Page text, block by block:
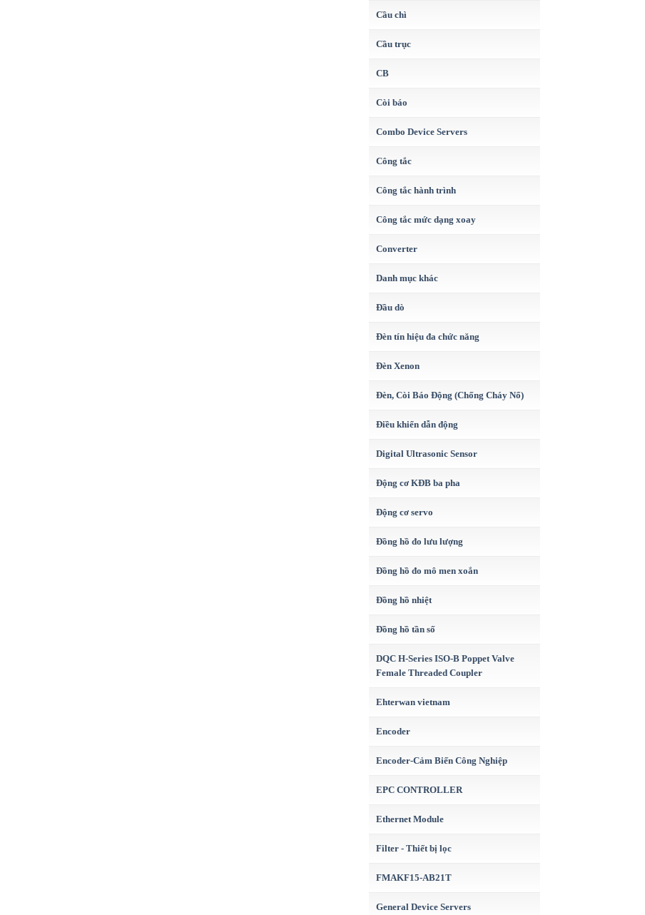
Cầu chì
Cầu trục
CB
Còi báo
Combo Device Servers
Công tắc
Công tắc hành trình
Công tắc mức dạng xoay
Converter
Danh mục khác
Đầu dò
Đèn tín hiệu đa chức năng
Đèn Xenon
Đèn, Còi Báo Động (Chống Cháy Nổ)
Điều khiển dẫn động
Digital Ultrasonic Sensor
Động cơ KĐB ba pha
Động cơ servo
Đồng hồ đo lưu lượng
Đồng hồ đo mô men xoắn
Đồng hồ nhiệt
Đồng hồ tần số
DQC H-Series ISO-B Poppet Valve
Female Threaded Coupler
Ehterwan vietnam
Encoder
Encoder-Cảm Biến Công Nghiệp
EPC CONTROLLER
Ethernet Module
Filter - Thiết bị lọc
FMAKF15-AB21T
General Device Servers